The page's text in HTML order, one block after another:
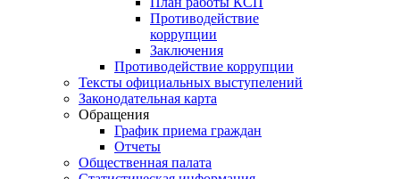
Противодействие
коррупции
Заключения
Противодействие коррупции
Тексты официальных выступелений
Законодательная карта
Обращения
График приема граждан
Отчеты
Общественная палата